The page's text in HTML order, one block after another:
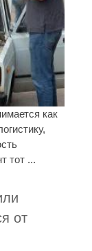
как
тот ...
от